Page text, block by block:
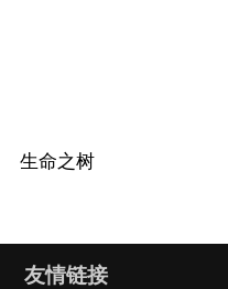
生命之树
友情链接